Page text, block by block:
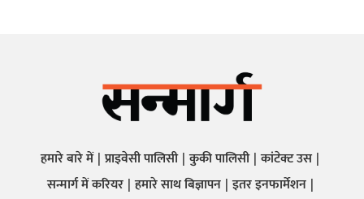
हमारे बारे में प्राइवेसी पालिसी कुकी पालिसी कांटेक्ट उस
सन्मार्ग में करियर हमारे साथ बिज्ञापन इतर इनफार्मेशन